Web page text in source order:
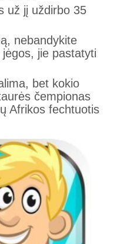
už jį uždirbo 35
nebandykite
jie pastatyti
bet kokio
čempionas
Afrikos fechtuotis